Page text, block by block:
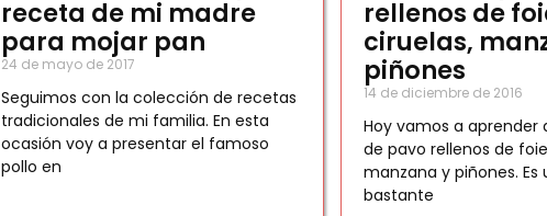
receta de mi madre
para mojar pan
24 de mayo de 2017
Seguimos con la colección de recetas
tradicionales de mi familia. En esta
ocasión voy a presentar el famoso
pollo en
rellenos de
ciruelas,
piñones
14 de diciembre de 2016
Hoy vamos a aprender
de pavo rellenos de
manzana y piñones. Es
bastante